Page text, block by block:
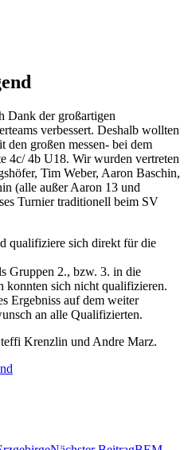
Dank der großartigen
verbessert. Deshalb wollten
den großen messen- bei dem
4c/ 4b U18. Wir wurden vertreten
Tim Weber, Aaron Baschin,
(alle außer Aaron 13 und
Turnier traditionell beim SV
qualifiziere sich direkt für die
Gruppen 2., bzw. 3. in die
konnten sich nicht qualifizieren.
Ergebniss auf dem weiter
an alle Qualifizierten.
Krenzlin und Andre Marz.